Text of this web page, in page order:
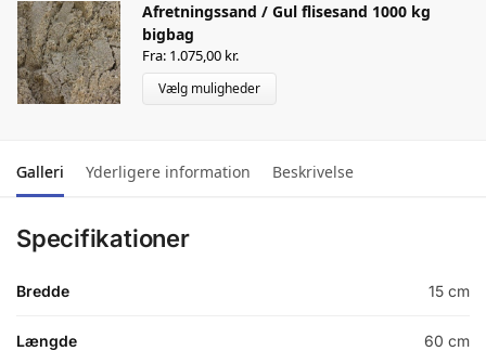
Afretningssand / Gul flisesand 1000 kg
bigbag
Fra: 1.075,00 kr.
Vælg muligheder
Galleri Yderligere information Beskrivelse
Specifikationer
Bredde 15 cm
Længde 60 cm